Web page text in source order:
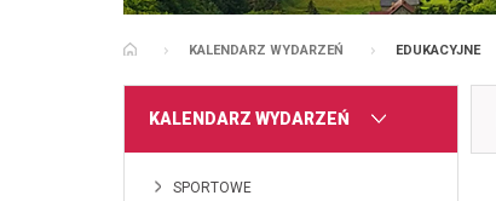
STRONA GŁÓWNA
KALENDARZ WYDARZEŃ EDUKACYJNE
MENU
KALENDARZ WYDARZEŃ
SPORTOWE